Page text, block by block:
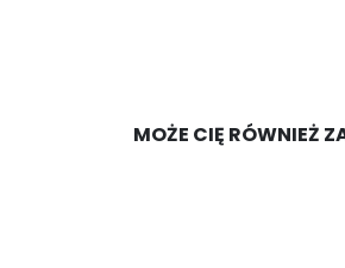
MOŻE CIĘ RÓWNIEŻ